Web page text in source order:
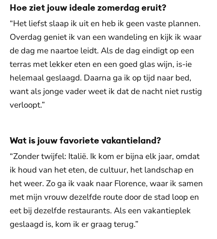
Hoe ziet jouw ideale zomerdag eruit?
“Het liefst slaap ik uit en heb ik geen vaste plannen.
Overdag geniet ik van een wandeling en kijk ik waar
de dag me naartoe leidt. Als de dag eindigt op een
terras met lekker eten en een goed glas wijn, is-ie
helemaal geslaagd. Daarna ga ik op tijd naar bed,
want als jonge vader weet ik dat de nacht niet rustig
verloopt.”
Wat is jouw favoriete vakantieland?
“Zonder twijfel: Italië. Ik kom er bijna elk jaar, omdat
ik houd van het eten, de cultuur, het landschap en
het weer. Zo ga ik vaak naar Florence, waar ik samen
met mijn vrouw dezelfde route door de stad loop en
eet bij dezelfde restaurants. Als een vakantieplek
geslaagd is, kom ik er graag terug.”